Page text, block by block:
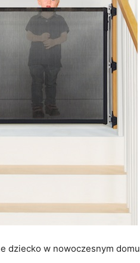
dziecko w nowoczesnym domu